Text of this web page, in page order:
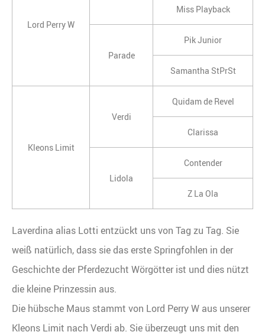
Lord Perry W
Miss Playback
Parade
Pik Junior
Samantha StPrSt
Kleons Limit
Verdi
Quidam de Revel
Clarissa
Lidola
Contender
Z La Ola
Laverdina alias Lotti entzückt uns von Tag zu Tag. Sie
weiß natürlich, dass sie das erste Springfohlen in der
Geschichte der Pferdezucht Wörgötter ist und dies nützt
die kleine Prinzessin aus.
Die hübsche Maus stammt von Lord Perry W aus unserer
Kleons Limit nach Verdi ab. Sie überzeugt uns mit den